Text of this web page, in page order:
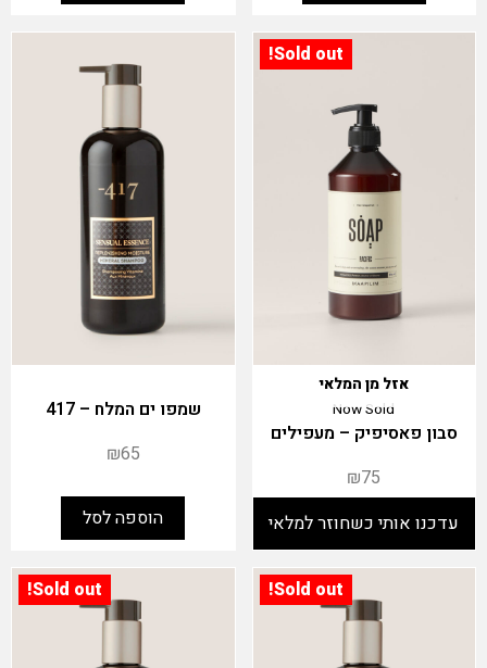
Sold out!
Now Sold
אזל מן המלאי
סבון פאסיפיק – מעפילים
₪75
שמפו ים המלח – 417
₪65
הוספה לסל
Sold out!
Sold out!